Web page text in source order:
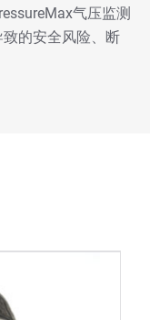
气压监测
的安全风险、断